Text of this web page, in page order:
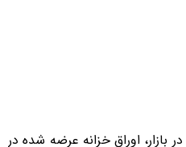
بازار، اوراق خزانه عرضه شده در